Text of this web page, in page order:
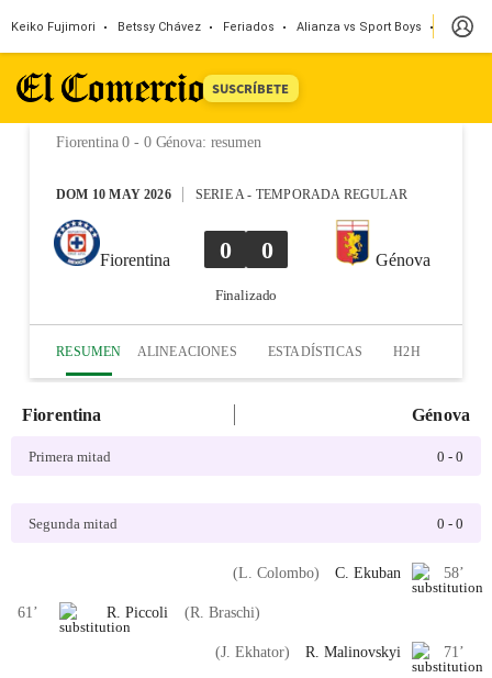
Keiko Fujimori Betssy Chávez Feriados Alianza vs Sport Boys Jorge
SUSCRÍBETE
Fiorentina 0 - 0 Génova: resumen
DOM 10 MAY 2026 SERIE A- TEMPORADA REGULAR
Fiorentina 0 0
Finalizado
Génova
RESUMEN ALINEACIONES ESTADÍSTICAS H2H
Fiorentina Génova
Primera mitad 0 - 0
Segunda mitad 0 - 0
58’
C. Ekuban
(L. Colombo)
61’ R. Piccoli (R. Braschi)
71’
R. Malinovskyi
(J. Ekhator)